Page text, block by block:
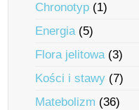
Chronotyp (1)
Energia(5)
Flora jelitowa(3)
Kości i stawy (7)
Matebolizm (36)